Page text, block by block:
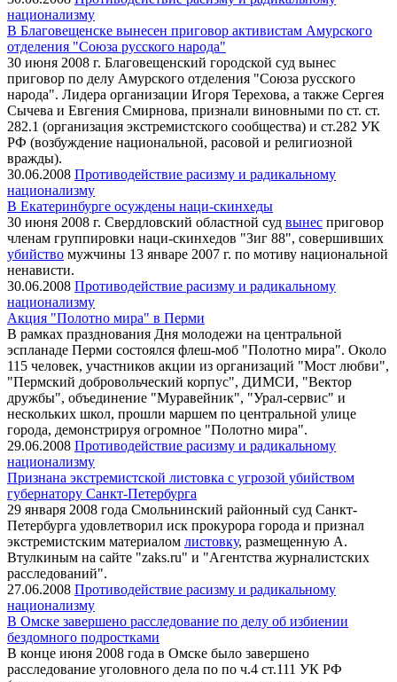
национализму
В Благовещенске вынесен приговор активистам Амурского
отделения "Союза русского народа"
30 июня 2008 г. Благовещенский городской суд вынес
приговор по делу Амурского отделения "Союза русского
народа". Лидера организации Игоря Терехова, а также Сергея
Сычева и Евгения Смирнова, признали виновными по ст. ст.
282.1 (организация экстремистского сообщества) и ст.282 УК
РФ (возбуждение национальной, расовой и религиозной
вражды).
30.06.2008 Противодействие расизму и радикальному
национализму
В Екатеринбурге осуждены наци-скинхеды
30 июня 2008 г. Свердловский областной суд вынес приговор
членам группировки наци-скинхедов "Зиг 88", совершивших
убийство мужчины 13 январе 2007 г. по мотиву национальной
ненависти.
30.06.2008 Противодействие расизму и радикальному
национализму
Акция "Полотно мира" в Перми
В рамках празднования Дня молодежи на центральной
эспланаде Перми состоялся флеш-моб "Полотно мира". Около
115 человек, участников акции из организаций "Мост любви",
"Пермский добровольческий корпус", ДИМСИ, "Вектор
дружбы", объединение "Муравейник", "Урал-сервис" и
нескольких школ, прошли маршем по центральной улице
города, демонстрируя огромное "Полотно мира".
29.06.2008 Противодействие расизму и радикальному
национализму
Признана экстремистской листовка с угрозой убийством
губернатору Санкт-Петербурга
29 января 2008 года Смольнинский районный суд Санкт-
Петербурга удовлетворил иск прокурора города и признал
экстремистским материалом листовку, размещенную А.
Втулкиным на сайте "zaks.ru" и "Агентства журналистских
расследований".
27.06.2008 Противодействие расизму и радикальному
национализму
В Омске завершено расследование по делу об избиении
бездомного подростками
В конце июня 2008 года в Омске было завершено
расследование уголовного дела по по ч.4 ст.111 УК РФ